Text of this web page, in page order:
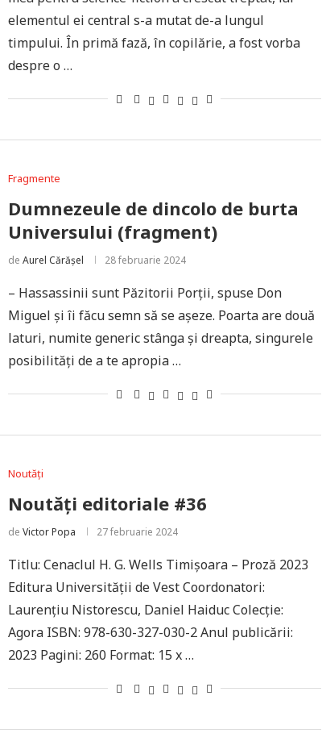
elementul ei central s-a mutat de-a lungul
timpului. În primă fază, în copilărie, a fost vorba
despre o …
Fragmente
Dumnezeule de dincolo de burta
Universului (fragment)
de Aurel Cărășel 28 februarie 2024
– Hassassinii sunt Păzitorii Porții, spuse Don
Miguel și îi făcu semn să se așeze. Poarta are două
laturi, numite generic stânga și dreapta, singurele
posibilități de a te apropia …
Noutăți
Noutăți editoriale #36
de Victor Popa 27 februarie 2024
Titlu: Cenaclul H. G. Wells Timişoara – Proză 2023
Editura Universității de Vest Coordonatori:
Laurenţiu Nistorescu, Daniel Haiduc Colecție:
Agora ISBN: 978-630-327-030-2 Anul publicării:
2023 Pagini: 260 Format: 15 x …